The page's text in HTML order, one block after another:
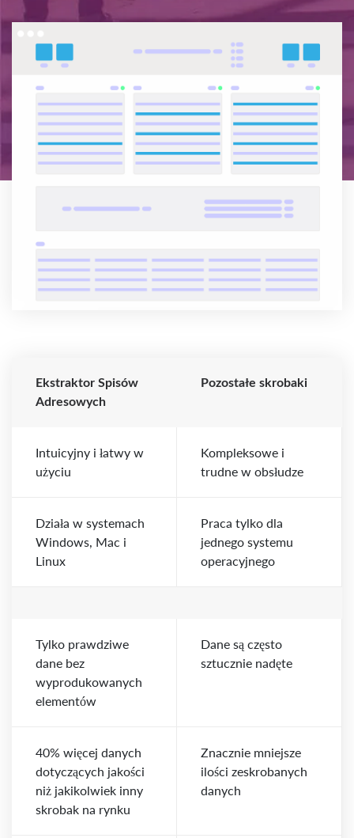
Ekstraktor Spisów
Adresowych
Pozostałe skrobaki
Intuicyjny i łatwy w
użyciu
Kompleksowe i
trudne w obsłudze
Działa w systemach
Windows, Mac i
Linux
Praca tylko dla
jednego systemu
operacyjnego
Tylko prawdziwe
dane bez
wyprodukowanych
elementów
Dane są często
sztucznie nadęte
40% więcej danych
dotyczących jakości
niż jakikolwiek inny
skrobak na rynku
Znacznie mniejsze
ilości zeskrobanych
danych